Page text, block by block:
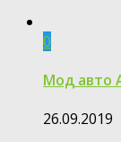
0
Мод авто
26.09.2019